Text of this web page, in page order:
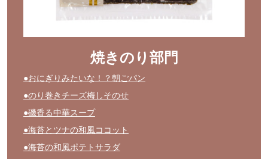
焼きのり部門
●おにぎりみたいな！？朝ごパン
●のり巻きチーズ梅しそのせ
●磯香る中華スープ
●海苔とツナの和風ココット
●海苔の和風ポテトサラダ